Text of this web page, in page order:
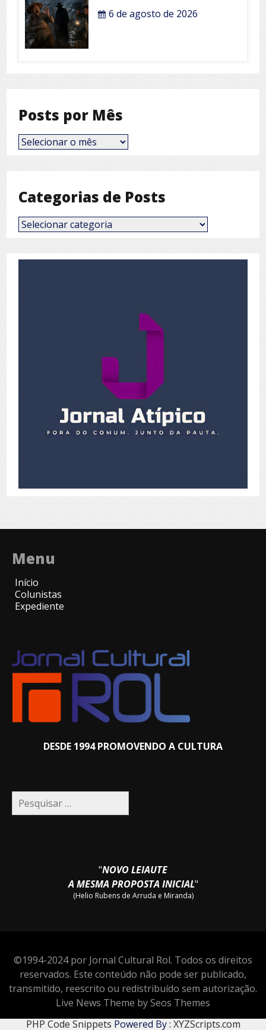
6 de agosto de 2026
Posts por Mês
Posts
por
Categorias de Posts
Categorias
de
Menu
Início
Colunistas
Expediente
DESDE 1994 PROMOVENDO A CULTURA
Pesquisar
por:
"NOVO LEIAUTE
A MESMA PROPOSTA INICIAL"
(Helio Rubens de Arruda e Miranda)
©1994-2024 por Jornal Cultural Rol. Todos os direitos
reservados. Este conteúdo não pode ser publicado,
transmitido, reescrito ou redistribuído sem autorização.
Live News Theme by Seos Themes
PHP Code Snippets Powered By : XYZScripts.com